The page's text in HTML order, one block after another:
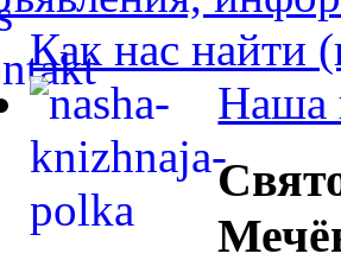
Как нас найти
Наша